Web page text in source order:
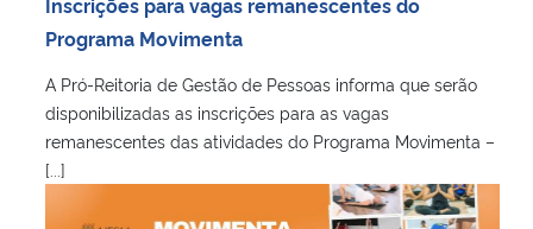
Inscrições para vagas remanescentes do
Programa Movimenta
A Pró-Reitoria de Gestão de Pessoas informa que serão
disponibilizadas as inscrições para as vagas
remanescentes das atividades do Programa Movimenta –
[...]